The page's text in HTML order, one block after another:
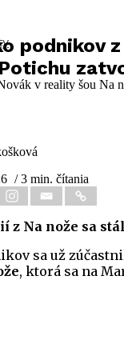
podnikov z
/ 3 min. čítania
z Na nože sa
sa už
, ktorá sa na